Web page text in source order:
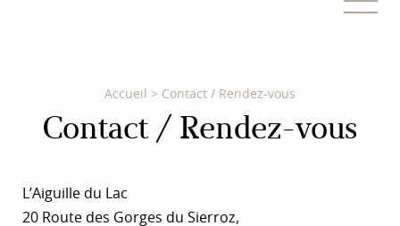
Accueil > Contact / Rendez-vous
Contact / Rendez-vous
L’Aiguille du Lac
20 Route des Gorges du Sierroz,